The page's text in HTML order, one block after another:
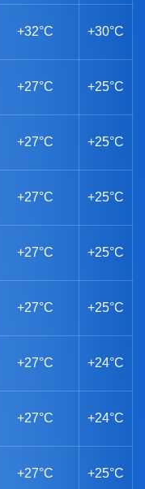
+32°C +30°C
+27°C +25°C
+27°C +25°C
+27°C +25°C
+27°C +25°C
+27°C +25°C
+27°C +24°C
+27°C +24°C
+27°C +25°C